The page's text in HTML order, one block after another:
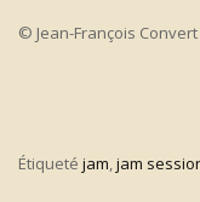
© Jean-François Convert
Étiqueté jam,jam